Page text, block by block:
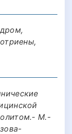
М.-